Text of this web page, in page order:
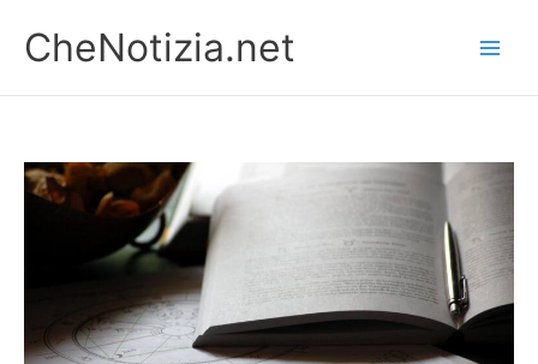
contenuto
CheNotizia.net